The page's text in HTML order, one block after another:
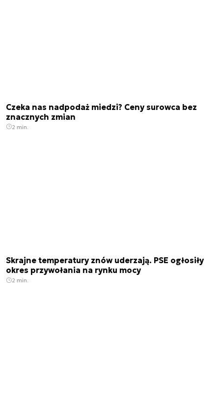
Czeka nas nadpodaż miedzi? Ceny surowca bez
znacznych zmian
2 min.
Skrajne temperatury znów uderzają. PSE ogłosiły
okres przywołania na rynku mocy
2 min.